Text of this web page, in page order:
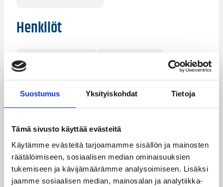
Suostumus Yksityiskohdat Tietoja
Tämä sivusto käyttää evästeitä
Käytämme evästeitä tarjoamamme sisällön ja mainosten
räätälöimiseen, sosiaalisen median ominaisuuksien
tukemiseen ja kävijämäärämme analysoimiseen. Lisäksi
jaamme sosiaalisen median, mainosalan ja analytiikka-
Henkilöt
Pieti Poikola
Vincent Simpson
Kategoriat